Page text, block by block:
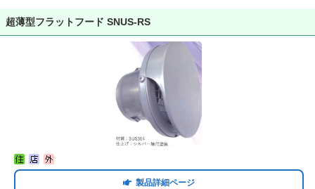
超薄型フラットフード SNUS-RS
製品詳細ページ